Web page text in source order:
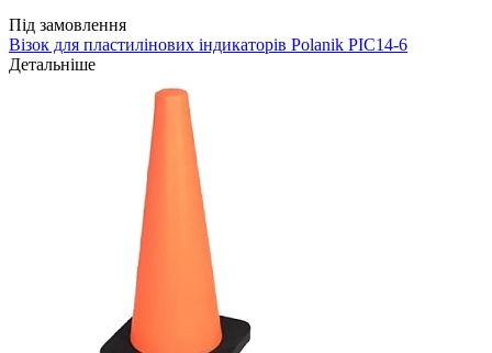
Під замовлення
Візок для пластилінових індикаторів Polanik PIC14-6
Детальніше